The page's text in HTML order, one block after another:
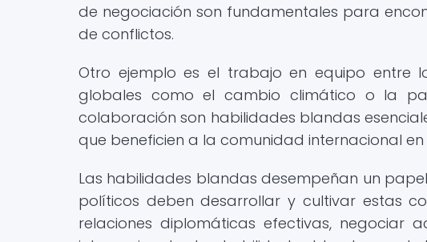
de negociación son fundamentales para
de conflictos.
Otro ejemplo es el trabajo en equipo entre
globales como el cambio climático o la
colaboración son habilidades blandas
que beneficien a la comunidad internacional en
Las habilidades blandas desempeñan un
políticos deben desarrollar y cultivar estas
relaciones diplomáticas efectivas, negociar